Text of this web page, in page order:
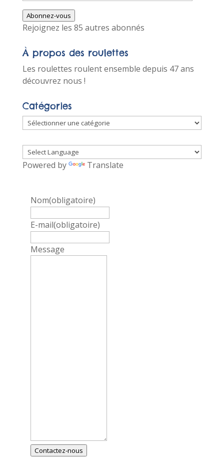
mail
Abonnez-vous
Rejoignez les 85 autres abonnés
À propos des roulettes
Les roulettes roulent ensemble depuis 47 ans
découvrez nous !
Catégories
Catégories
Powered by Translate
Nom(obligatoire)
E-mail(obligatoire)
Message
Contactez-nous